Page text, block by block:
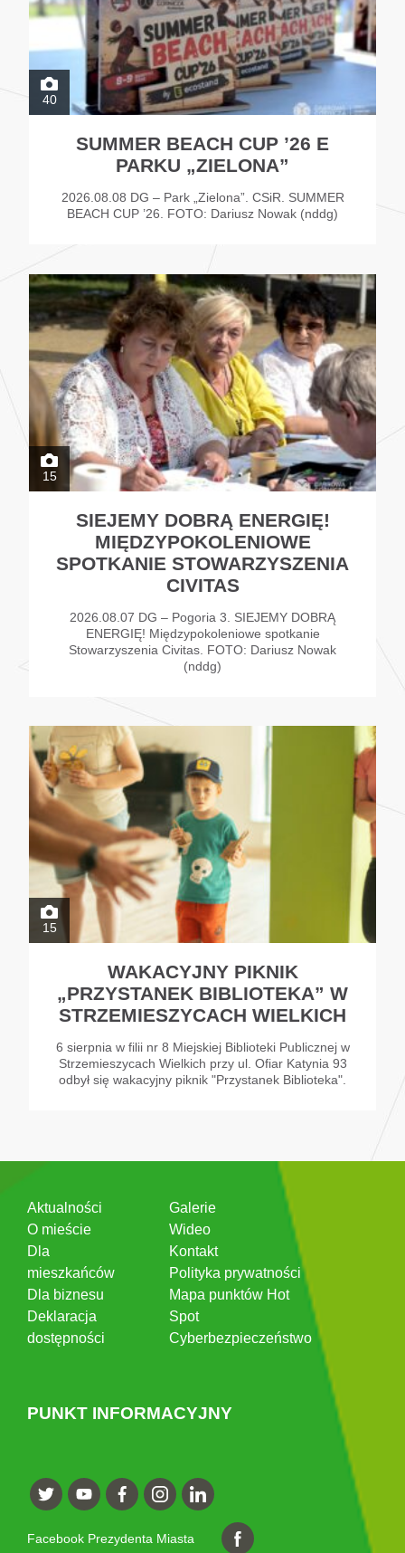
40
SUMMER BEACH CUP ’26 E
PARKU „ZIELONA”
2026.08.08 DG – Park „Zielona”. CSiR. SUMMER
BEACH CUP ’26. FOTO: Dariusz Nowak (nddg)
15
SIEJEMY DOBRĄ ENERGIĘ!
MIĘDZYPOKOLENIOWE
SPOTKANIE STOWARZYSZENIA
CIVITAS
2026.08.07 DG – Pogoria 3. SIEJEMY DOBRĄ
ENERGIĘ! Międzypokoleniowe spotkanie
Stowarzyszenia Civitas. FOTO: Dariusz Nowak
(nddg)
15
WAKACYJNY PIKNIK
„PRZYSTANEK BIBLIOTEKA” W
STRZEMIESZYCACH WIELKICH
6 sierpnia w filii nr 8 Miejskiej Biblioteki Publicznej w
Strzemieszycach Wielkich przy ul. Ofiar Katynia 93
odbył się wakacyjny piknik "Przystanek Biblioteka".
Aktualności
O mieście
Dla
mieszkańców
Dla biznesu
Deklaracja
dostępności
Galerie
Wideo
Kontakt
Polityka prywatności
Mapa punktów Hot
Spot
Cyberbezpieczeństwo
PUNKT INFORMACYJNY
Facebook Prezydenta Miasta